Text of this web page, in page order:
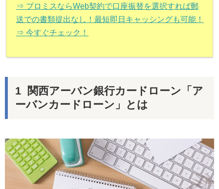
⇒ プロミスならWeb契約で口座振替を選択すれば郵
送での書類提出なし！最短即日キャッシングも可能！
⇒ 今すぐチェック！
関西アーバン銀行カードローン「ア
ーバンカードローン」とは